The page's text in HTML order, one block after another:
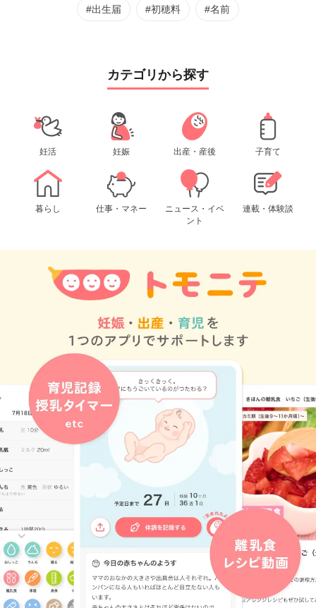
#出生届 #初穂料 #名前
カテゴリから探す
妊活 妊娠 出産・産後 子育て
暮らし 仕事・マネー
ニュース・イベ
ント
連載・体験談